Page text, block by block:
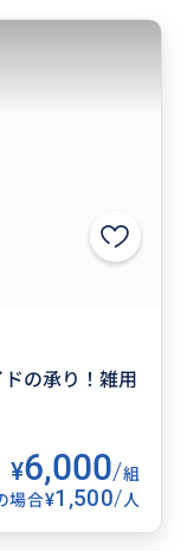
の承り！雑用
¥6,000/組
場合¥1,500/人